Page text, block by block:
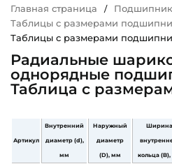
Главная страница /
Таблицы с размерами
Таблицы с размерами
Радиальные
однорядные
Таблица с
Артикул
Внутренний
диаметр (d),
мм
Наружный
диаметр
(D), мм
Ширина
кольца